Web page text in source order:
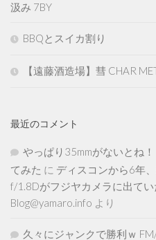
汲み 7BY
BBQとスイカ割り
【遠藤酒造場】彗 CHAR
最近のコメント
やっぱり35mmがないとね
てみた に ディスコンから6年
f/1.8Dがフジヤカメラに出て
Blog@yamaro.info より
久々にジャンクで勝利ｗ